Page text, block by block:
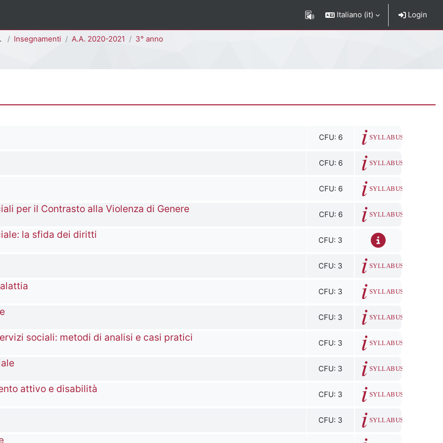
Italiano ‎(it)‎ Login
Insegnamenti A.A. 2020-2021 3° anno
CFU: 6 SYLLABUS
CFU: 6 SYLLABUS
CFU: 6 SYLLABUS
per il Contrasto alla Violenza di Genere CFU: 6 SYLLABUS
la sfida dei diritti CFU: 3
CFU: 3 SYLLABUS
CFU: 3 SYLLABUS
CFU: 3 SYLLABUS
sociali: metodi di analisi e casi pratici CFU: 3 SYLLABUS
CFU: 3 SYLLABUS
attivo e disabilità CFU: 3 SYLLABUS
CFU: 3 SYLLABUS